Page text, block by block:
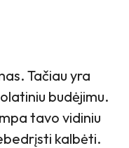
Tačiau yra
budėjimu.
tavo vidiniu
kalbėti.